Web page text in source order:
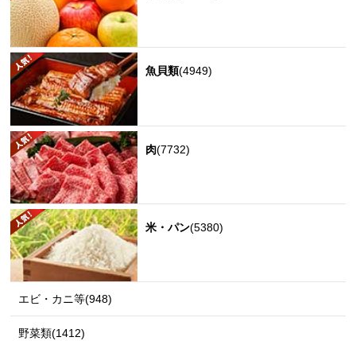
魚貝類(4949)
肉(7732)
米・パン(5380)
エビ・カニ等(948)
野菜類(1412)